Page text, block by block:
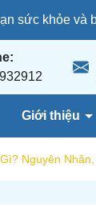
sức khỏe và
Giới thiệu
Nguyên